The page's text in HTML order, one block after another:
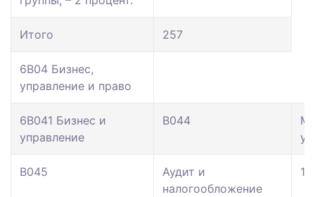
Итого 257
6В04 Бизнес,
управление и право
6В041 Бизнес и
управление
В044
В045
Аудит и
налогообложение